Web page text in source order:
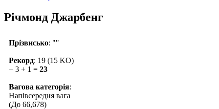
Річмонд Джарбенг
Прізвисько: ""
Рекорд: 19 (15 KO)
+ 3 + 1 = 23
Вагова категорія:
Напівсередня вага
(До 66,678)